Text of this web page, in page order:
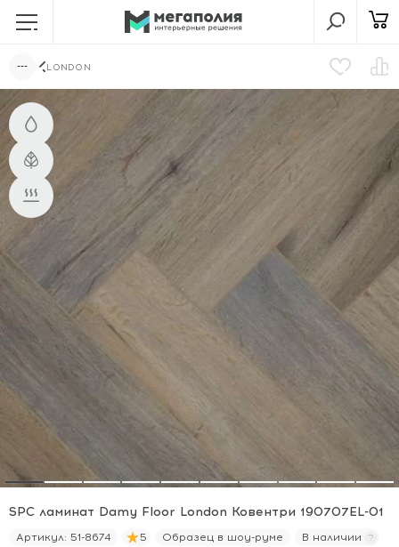
LONDON
SPC ламинат Damy Floor London Ковентри 190707EL-01
Артикул: 51-8674 5 Образец в шоу-руме В наличии